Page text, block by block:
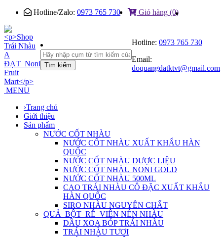
Hotline/Zalo: 0973 765 730 Giỏ hàng (0)
Tìm kiếm
Hotline: 0973 765 730
Email:
doquangdatktvt@gmail.com
MENU
›Trang chủ
Giới thiệu
Sản phẩm
NƯỚC CỐT NHÀU
NƯỚC CỐT NHÀU XUẤT KHẨU HÀN
QUỐC
NƯỚC CỐT NHÀU DƯỢC LIỆU
NƯỚC CỐT NHÀU NONI GOLD
NƯỚC CỐT NHÀU 500ML
CAO TRÁI NHÀU CÔ ĐẶC XUẤT KHẨU
HÀN QUỐC
SIRO NHÀU NGUYÊN CHẤT
QUẢ_BỘT_RỄ_VIÊN NÉN NHÀU
DẦU XOA BÓP TRÁI NHÀU
TRÁI NHÀU TƯƠI